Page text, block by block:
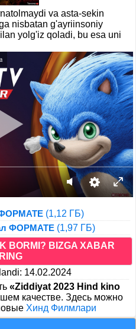
va asta-sekin
nisbatan g'ayriinsoniy
yolg'iz qoladi, bu esa uni
(1,12 ГБ)
ФОРМАТЕ(1,97 ГБ)
BORMI? BIZGA XABAR
14.02.2024
«Ziddiyat 2023 Hind kino
качестве. Здесь можно
Хинд Филмлари